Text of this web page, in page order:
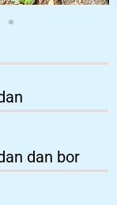
dan bor